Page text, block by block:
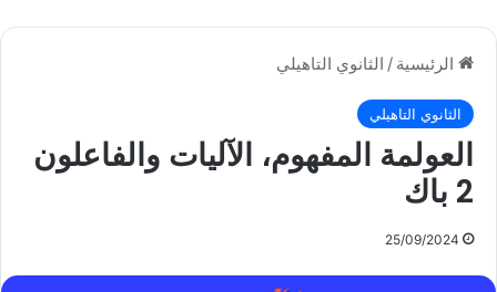
الرئيسية / الثانوي التاهيلي
الثانوي التاهيلي
العولمة المفهوم، الآليات والفاعلون
2 باك
25/09/2024